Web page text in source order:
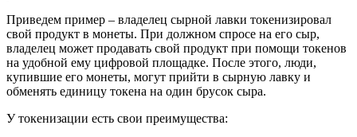
Приведем пример – владелец сырной лавки токенизировал
свой продукт в монеты. При должном спросе на его сыр,
владелец может продавать свой продукт при помощи токенов
на удобной ему цифровой площадке. После этого, люди,
купившие его монеты, могут прийти в сырную лавку и
обменять единицу токена на один брусок сыра.
У токенизации есть свои преимущества: